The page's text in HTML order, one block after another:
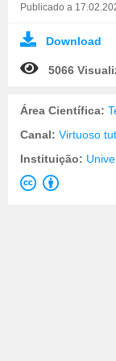
Publicado a
Download
5066
Área Científica:
Canal: Virtuoso
Instituição: